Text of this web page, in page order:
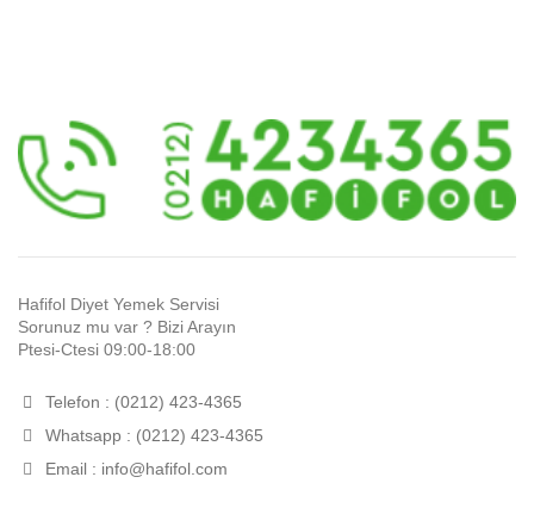
Hafifol Diyet Yemek Servisi
Sorunuz mu var ? Bizi Arayın
Ptesi-Ctesi 09:00-18:00
Telefon : (0212) 423-4365
Whatsapp : (0212) 423-4365
Email : info@hafifol.com